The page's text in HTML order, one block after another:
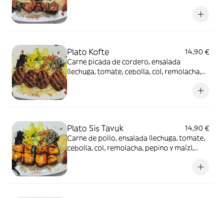
Plato Kofte
14,90 €
Carne picada de cordero, ensalada
(lechuga, tomate, cebolla, col, remolacha,
Plato Sis Tavuk
14,90 €
Carne de pollo, ensalada (lechuga, tomate,
cebolla, col, remolacha, pepino y maíz),